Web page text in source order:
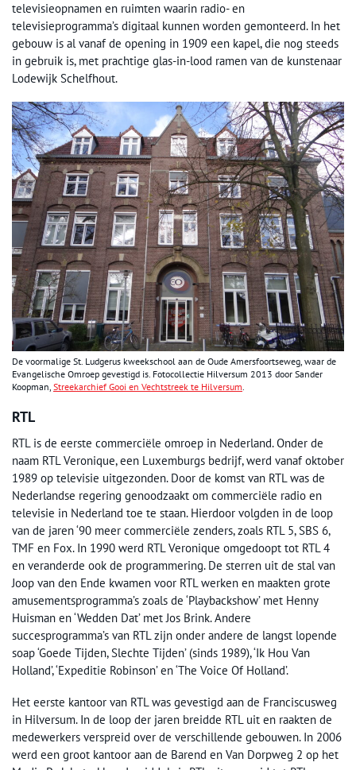
televisieopnamen en ruimten waarin radio- en
televisieprogramma’s digitaal kunnen worden gemonteerd. In het
gebouw is al vanaf de opening in 1909 een kapel, die nog steeds
in gebruik is, met prachtige glas-in-lood ramen van de kunstenaar
Lodewijk Schelfhout.
De voormalige St. Ludgerus kweekschool aan de Oude Amersfoortseweg, waar de
Evangelische Omroep gevestigd is. Fotocollectie Hilversum 2013 door Sander
Koopman, Streekarchief Gooi en Vechtstreek te Hilversum
RTL
RTL is de eerste commerciële omroep in Nederland. Onder de
naam RTL Veronique, een Luxemburgs bedrijf, werd vanaf oktober
1989 op televisie uitgezonden. Door de komst van RTL was de
Nederlandse regering genoodzaakt om commerciële radio en
televisie in Nederland toe te staan. Hierdoor volgden in de loop
van de jaren ‘90 meer commerciële zenders, zoals RTL 5, SBS 6,
TMF en Fox. In 1990 werd RTL Veronique omgedoopt tot RTL 4
en veranderde ook de programmering. De sterren uit de stal van
Joop van den Ende kwamen voor RTL werken en maakten grote
amusementsprogramma’s zoals de ‘Playbackshow’ met Henny
Huisman en ‘Wedden Dat’ met Jos Brink. Andere
succesprogramma’s van RTL zijn onder andere de langst lopende
soap ‘Goede Tijden, Slechte Tijden’ (sinds 1989), ‘Ik Hou Van
Holland’, ‘Expeditie Robinson’ en ‘The Voice Of Holland’.
Het eerste kantoor van RTL was gevestigd aan de Franciscusweg
in Hilversum. In de loop der jaren breidde RTL uit en raakten de
medewerkers verspreid over de verschillende gebouwen. In 2006
werd een groot kantoor aan de Barend en Van Dorpweg 2 op het